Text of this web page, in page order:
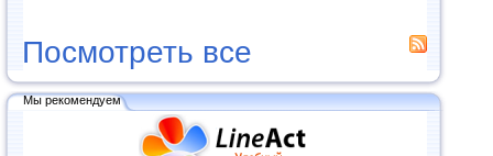
Посмотреть все
Мы рекомендуем